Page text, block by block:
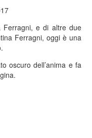
Ferragni, e di altre due
Ferragni, oggi è una
oscuro dell’anima e fa